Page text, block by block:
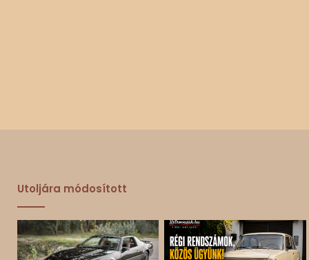
Utoljára módosított